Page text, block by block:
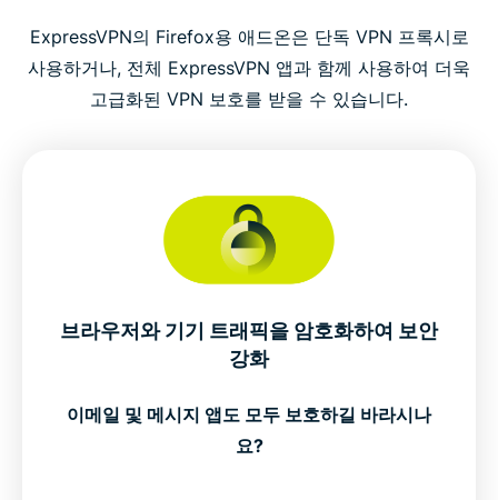
ExpressVPN의 Firefox용 애드온은 단독 VPN 프록시로
사용하거나, 전체 ExpressVPN 앱과 함께 사용하여 더욱
고급화된 VPN 보호를 받을 수 있습니다.
브라우저와 기기 트래픽을 암호화하여 보안
강화
이메일 및 메시지 앱도 모두 보호하길 바라시나
요?